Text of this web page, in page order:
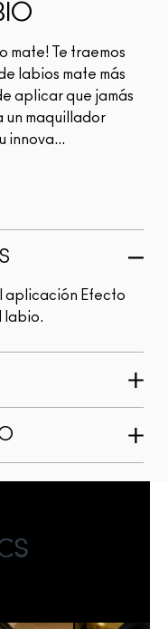
mate! Te traemos
labios mate más
aplicar que jamás
un maquillador
innova...
aplicación Efecto
labio.